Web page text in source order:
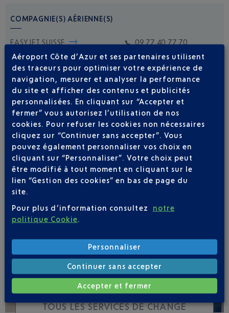
COMPAGNIE(S) AÉRIENNE(S)
EASYJET SUISSE 09 77 40 77 70
Soyez notifié(e) de
toutes les évolutions
pour ce vol
SUIVRE CE VOL
TOUS LES SERVICES DE CHANGE
Aéroport Côte d’Azur et ses partenaires utilisent
des traceurs pour optimiser votre expérience de
navigation, mesurer et analyser la performance
du site et afficher des contenus et publicités
personnalisées. En cliquant sur “Accepter et
fermer” vous autorisez l’utilisation de nos
cookies. Pour refuser les cookies non nécessaires
cliquez sur “Continuer sans accepter”. Vous
pouvez également personnaliser vos choix en
cliquant sur “Personnaliser”. Votre choix peut
être modifié à tout moment en cliquant sur le
lien “Gestion des cookies” en bas de page du
site.
Pour plus d’information consultez
notre
politique Cookie
Personnaliser
Continuer sans accepter
Accepter et fermer